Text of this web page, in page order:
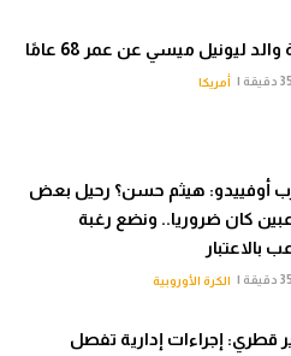
والد ليونيل ميسي عن عمر 68 عامًا
أمريكا
أوفييدو: هيثم حسن؟ رحيل بعض
كان ضروريا.. ونضع رغبة
بالاعتبار
الكرة الأوروبية
قطري: إجراءات إدارية تفصل